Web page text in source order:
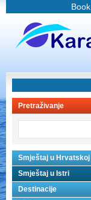
Pretraživanje
Smještaj u Hrvatskoj
Smještaj u Istri
Destinacije